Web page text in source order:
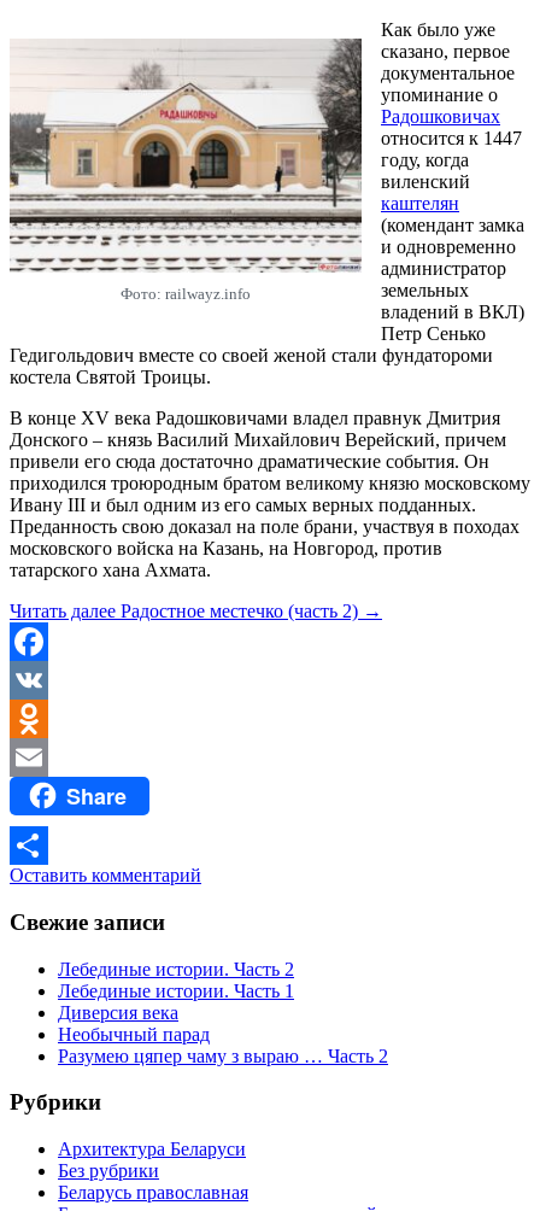
Фото: railwayz.info
Как было уже
сказано, первое
документальное
упоминание о
Радошковичах
относится к 1447
году, когда
виленский
каштелян
(комендант замка
и одновременно
администратор
земельных
владений в ВКЛ)
Петр Сенько
Гедигольдович вместе со своей женой стали фундатороми
костела Святой Троицы.
В конце XV века Радошковичами владел правнук Дмитрия
Донского – князь Василий Михайлович Верейский, причем
привели его сюда достаточно драматические события. Он
приходился троюродным братом великому князю московскому
Ивану III и был одним из его самых верных подданных.
Преданность свою доказал на поле брани, участвуя в походах
московского войска на Казань, на Новгород, против
татарского хана Ахмата.
Читать далее Радостное местечко (часть 2) →
Facebook
VK
Odnoklassniki
Email Share
Отправить
Оставить комментарий
Свежие записи
Лебединые истории. Часть 2
Лебединые истории. Часть 1
Диверсия века
Необычный парад
Разумею цяпер чаму з выраю … Часть 2
Рубрики
Архитектура Беларуси
Без рубрики
Беларусь православная